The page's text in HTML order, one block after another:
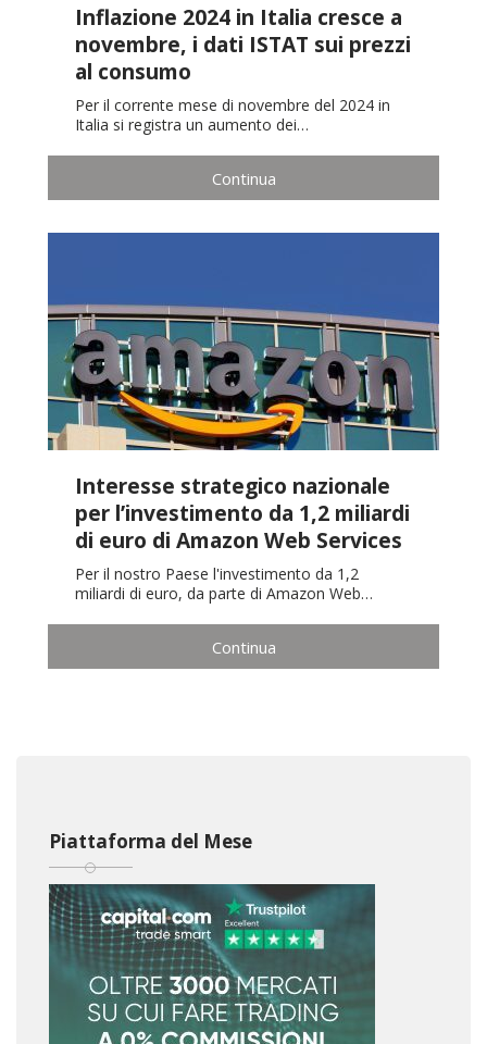
Inflazione 2024 in Italia cresce a
novembre, i dati ISTAT sui prezzi
al consumo
Per il corrente mese di novembre del 2024 in
Italia si registra un aumento dei…
Continua
Interesse strategico nazionale
per l’investimento da 1,2 miliardi
di euro di Amazon Web Services
Per il nostro Paese l'investimento da 1,2
miliardi di euro, da parte di Amazon Web…
Continua
Piattaforma del Mese